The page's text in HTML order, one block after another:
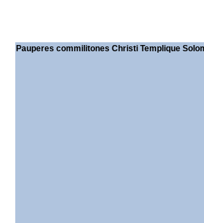
Pauperes commilitones Christi Templique